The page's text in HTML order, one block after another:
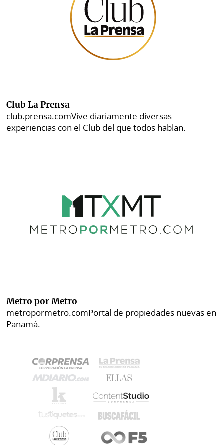
Club La Prensa
club.prensa.comVive diariamente diversas
experiencias con el Club del que todos hablan.
Metro por Metro
metropormetro.comPortal de propiedades nuevas en
Panamá.